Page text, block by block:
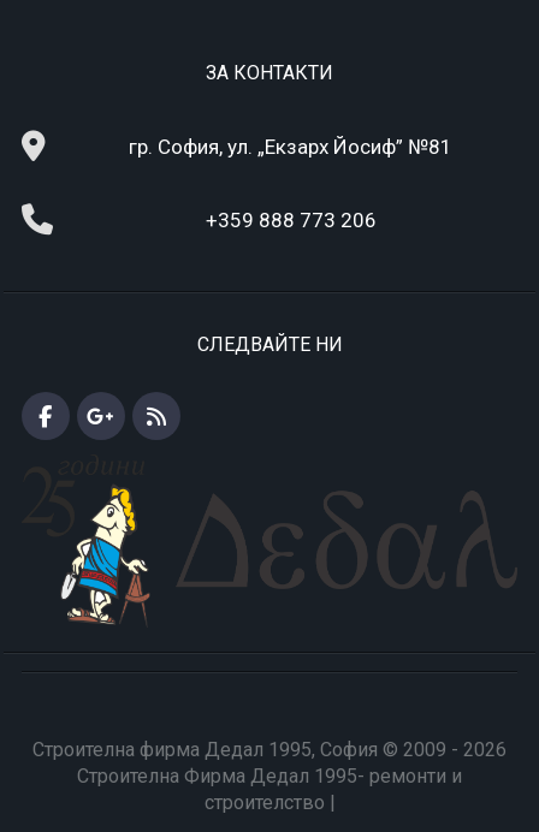
ЗА КОНТАКТИ
гр. София, ул. „Екзарх Йосиф” №81
+359 888 773 206
СЛЕДВАЙТЕ НИ
Строителна фирма Дедал 1995, София © 2009 - 2026
Строителна Фирма Дедал 1995- ремонти и
строителство |